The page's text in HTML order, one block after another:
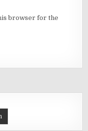
browser for the